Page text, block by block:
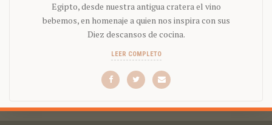
Egipto, desde nuestra antigua cratera el vino
bebemos, en homenaje a quien nos inspira con sus
Diez descansos de cocina.
LEER COMPLETO